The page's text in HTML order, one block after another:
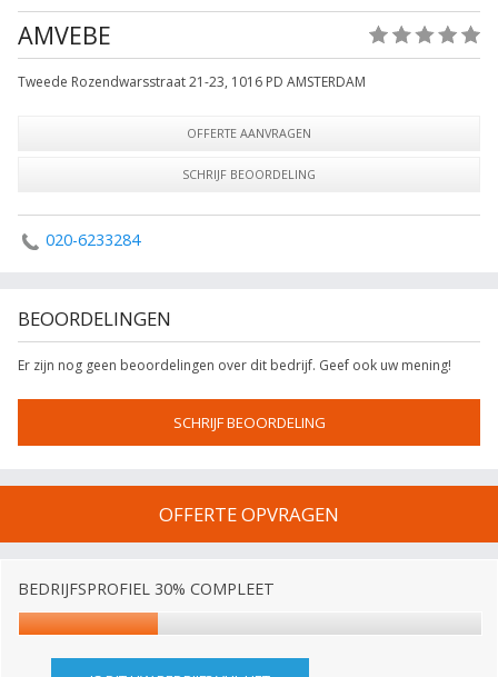
AMVEBE
Tweede Rozendwarsstraat 21-23, 1016 PD AMSTERDAM
OFFERTE AANVRAGEN
SCHRIJF BEOORDELING
020-6233284
BEOORDELINGEN
Er zijn nog geen beoordelingen over dit bedrijf. Geef ook uw mening!
SCHRIJF BEOORDELING
OFFERTE OPVRAGEN
BEDRIJFSPROFIEL 30% COMPLEET